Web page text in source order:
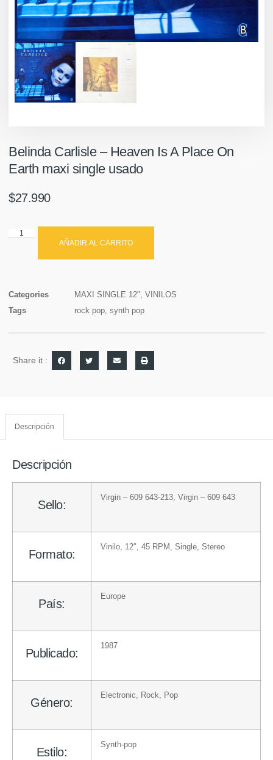
Belinda Carlisle – Heaven Is A Place On
Earth maxi single usado
$27.990
AÑADIR AL CARRITO
Categories MAXI SINGLE 12", VINILOS
Tags
rock pop, synth pop
Share it :
Descripción
Descripción
Sello:
Virgin – 609 643-213, Virgin – 609 643
Formato:
Vinilo, 12″, 45 RPM, Single, Stereo
País:
Europe
Publicado:
1987
Género:
Electronic, Rock, Pop
Estilo:
Synth-pop